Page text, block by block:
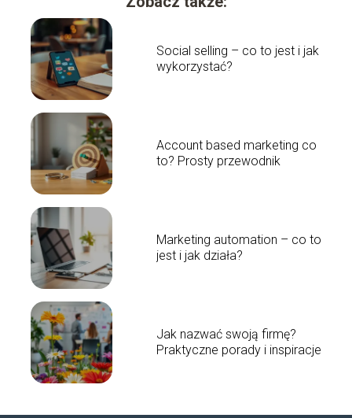
Social selling – co to jest i jak
wykorzystać?
Account based marketing co
to? Prosty przewodnik
Marketing automation – co to
jest i jak działa?
Jak nazwać swoją firmę?
Praktyczne porady i inspiracje